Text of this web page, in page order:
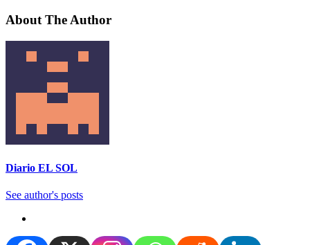
About The Author
Diario EL SOL
See author's posts